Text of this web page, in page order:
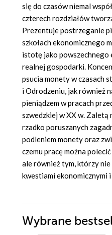
się do czasów niemal
czterech rozdziałów
Prezentuje postrzeganie
szkołach ekonomicznego
istotę jako
realnej gospodarki.
psucia monety w czasach
i Odrodzeniu, jak również
pieniądzem w pracach
szwedzkiej w XX w.
rzadko poruszanych
podleniem monety oraz
czemu pracę można
ale również tym, którzy nie
kwestiami ekonomicznymi
Wybrane